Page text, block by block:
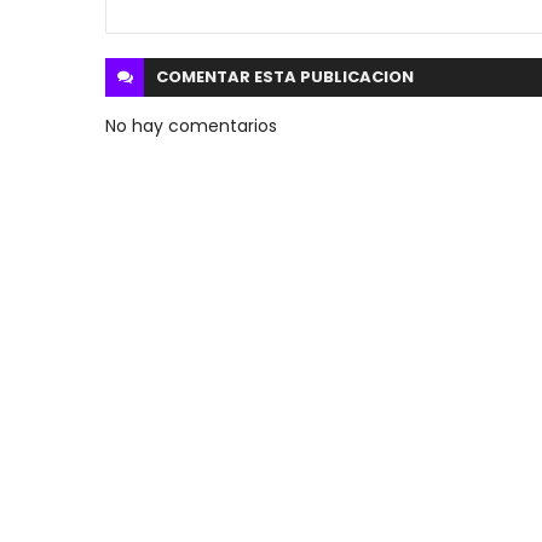
COMENTAR ESTA PUBLICACION
No hay comentarios